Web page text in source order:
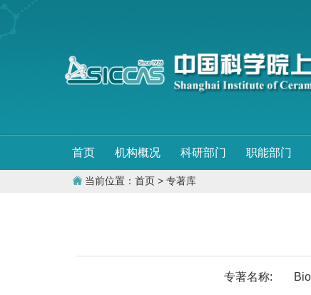
首页 机构概况 科研部门 职能部门
当前位置： 首页 > 专著库
专著名称: